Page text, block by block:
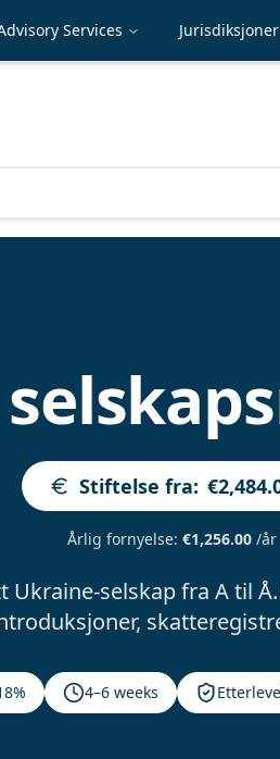
Services Jurisdiksjoner
Stiftelse fra:
Årlig fornyelse: €1,256.00 /år
Ukraine-selskap fra A til
4–6 weeks